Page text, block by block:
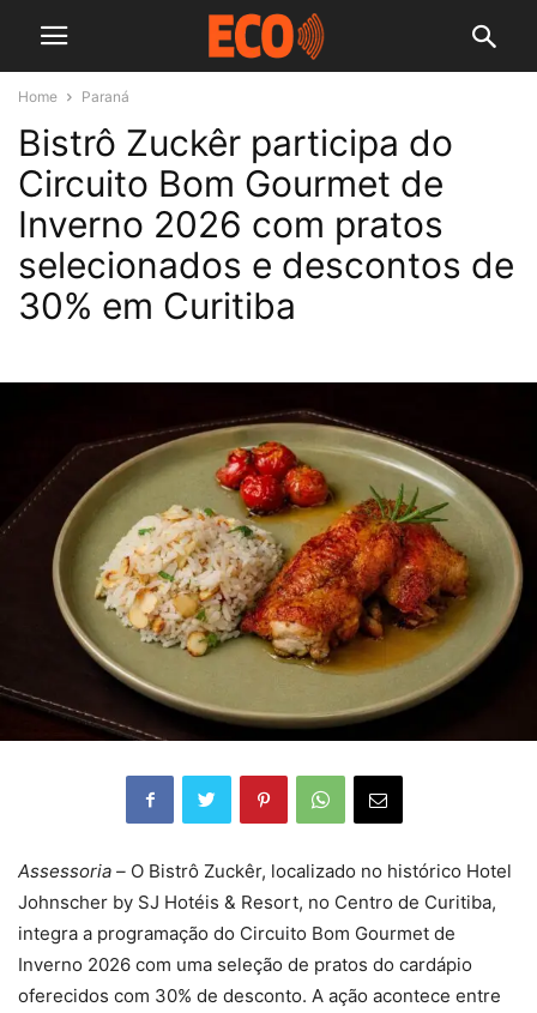
Home Paraná
Bistrô Zuckêr participa do
Circuito Bom Gourmet de
Inverno 2026 com pratos
selecionados e descontos de
30% em Curitiba
Assessoria – O Bistrô Zuckêr, localizado no histórico Hotel
Johnscher by SJ Hotéis & Resort, no Centro de Curitiba,
integra a programação do Circuito Bom Gourmet de
Inverno 2026 com uma seleção de pratos do cardápio
oferecidos com 30% de desconto. A ação acontece entre